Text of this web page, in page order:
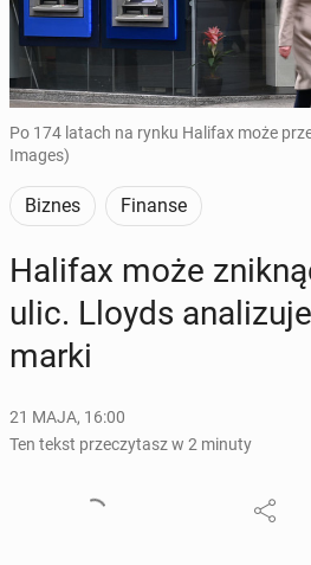
Po 174 latach na rynku Halifax może
Images)
Biznes Finanse
Halifax może
ulic. Lloyds
marki
21 MAJA, 16:00
Ten tekst przeczytasz w 2 minuty